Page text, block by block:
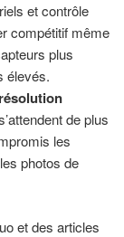
et contrôle
compétitif même
plus
élevés.
de plus
les
photos de
et des articles